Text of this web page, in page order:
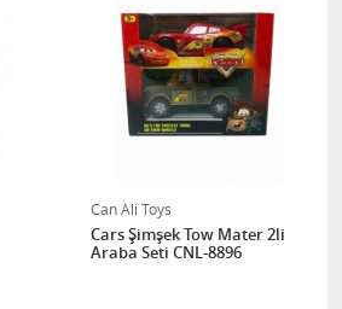
Can Ali Toys
Cars Şimşek Tow Mater 2li
Araba Seti CNL-8896